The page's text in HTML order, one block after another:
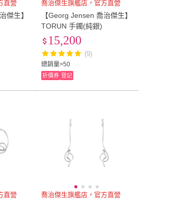
直營
傑生】
喬治傑生旗艦店，官方直營
【Georg Jensen 喬治傑生】
TORUN 手鐲(純銀)
總銷量>50
15,200
(9)
折價券 登記
直營 喬治傑生旗艦店，官方直營